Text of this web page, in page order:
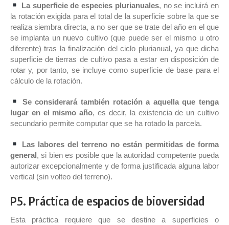
La superficie de especies plurianuales, no se incluirá en
la rotación exigida para el total de la superficie sobre la que se
realiza siembra directa, a no ser que se trate del año en el que
se implanta un nuevo cultivo (que puede ser el mismo u otro
diferente) tras la finalización del ciclo plurianual, ya que dicha
superficie de tierras de cultivo pasa a estar en disposición de
rotar y, por tanto, se incluye como superficie de base para el
cálculo de la rotación.
Se considerará también rotación a aquella que tenga
lugar en el mismo año, es decir, la existencia de un cultivo
secundario permite computar que se ha rotado la parcela.
Las labores del terreno no están permitidas de forma
general, si bien es posible que la autoridad competente pueda
autorizar excepcionalmente y de forma justificada alguna labor
vertical (sin volteo del terreno).
P5. Práctica de espacios de bioversidad
Esta práctica requiere que se destine a superficies o